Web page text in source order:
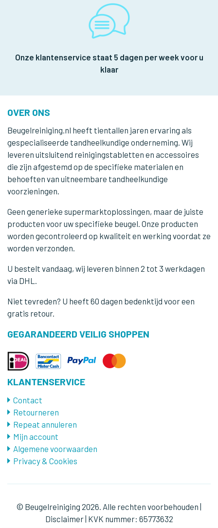
Onze klantenservice staat 5 dagen per week voor u
klaar
OVER ONS
Beugelreiniging.nl heeft tientallen jaren ervaring als
gespecialiseerde tandheelkundige onderneming. Wij
leveren uitsluitend reinigingstabletten en accessoires
die zijn afgestemd op de specifieke materialen en
behoeften van uitneembare tandheelkundige
voorzieningen.
Geen generieke supermarktoplossingen, maar de juiste
producten voor uw specifieke beugel. Onze producten
worden gecontroleerd op kwaliteit en werking voordat ze
worden verzonden.
U bestelt vandaag, wij leveren binnen 2 tot 3 werkdagen
via DHL.
Niet tevreden? U heeft 60 dagen bedenktijd voor een
gratis retour.
GEGARANDEERD VEILIG SHOPPEN
KLANTENSERVICE
Contact
Retourneren
Repeat annuleren
Mijn account
Algemene voorwaarden
Privacy & Cookies
© Beugelreiniging 2026. Alle rechten voorbehouden |
Disclaimer | KVK nummer: 65773632